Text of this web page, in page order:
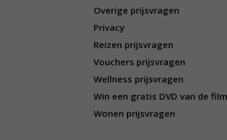
Overige prijsvragen
Privacy
Reizen prijsvragen
Vouchers prijsvragen
Wellness prijsvragen
Win een gratis DVD van de
Wonen prijsvragen